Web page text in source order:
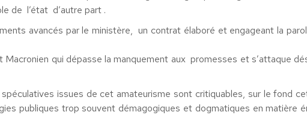
de l’état d’autre part .
avancés par le ministère, un contrat élaboré et engageant la
Macronien qui dépasse la manquement aux promesses et s’attaque
issues de cet amateurisme sont critiquables, sur le fond
publiques trop souvent démagogiques et dogmatiques en matière